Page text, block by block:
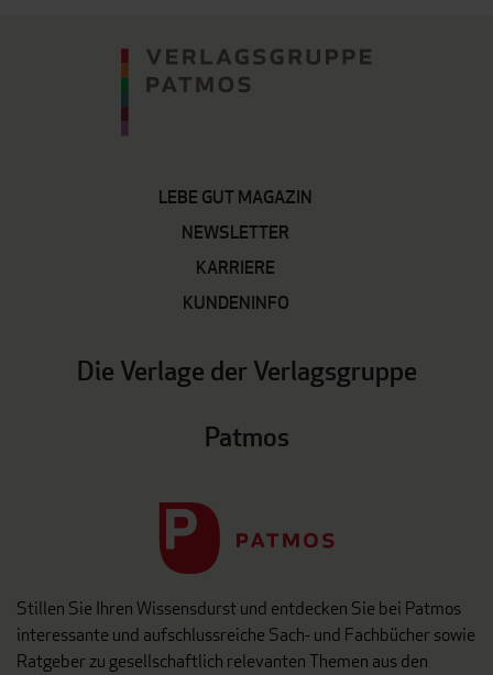
LEBE GUT MAGAZIN
NEWSLETTER
KARRIERE
KUNDENINFO
Die Verlage der Verlagsgruppe
Patmos
Stillen Sie Ihren Wissensdurst und entdecken Sie bei Patmos
interessante und aufschlussreiche Sach- und Fachbücher sowie
Ratgeber zu gesellschaftlich relevanten Themen aus den